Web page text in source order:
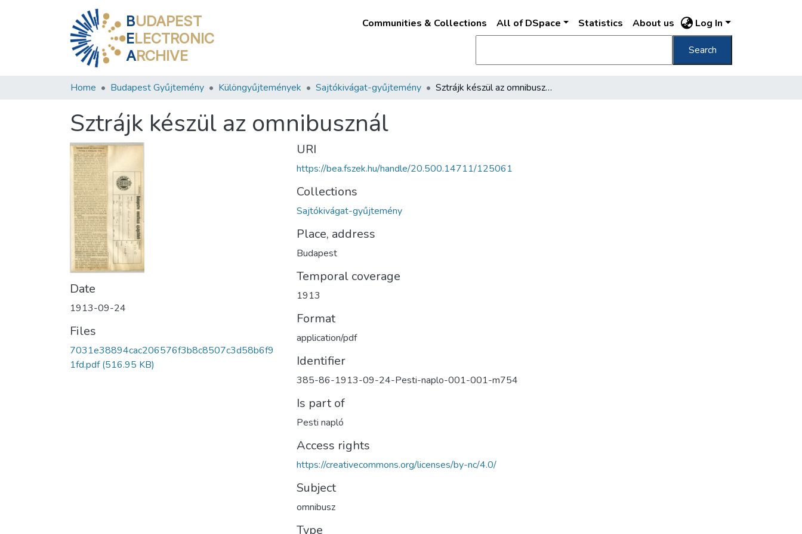
BUDAPEST
ELECTRONIC
ARCHIVE
Communities & Collections All of DSpace Statistics About us Log In
Search
Home Budapest Gyűjtemény Különgyűjtemények Sajtókivágat-gyűjtemény Sztrájk készül az omnibusznál
Sztrájk készül az omnibusznál
Date
1913-09-24
Files
7031e38894cac206576f3b8c8507c3d58b6f9
1fd.pdf(516.95 KB)
URI
https://bea.fszek.hu/handle/20.500.14711/125061
Collections
Sajtókivágat-gyűjtemény
Place, address
Budapest
Temporal coverage
1913
Format
application/pdf
Identifier
385-86-1913-09-24-Pesti-naplo-001-001-m754
Is part of
Pesti napló
Access rights
https://creativecommons.org/licenses/by-nc/4.0/
Subject
omnibusz
Type